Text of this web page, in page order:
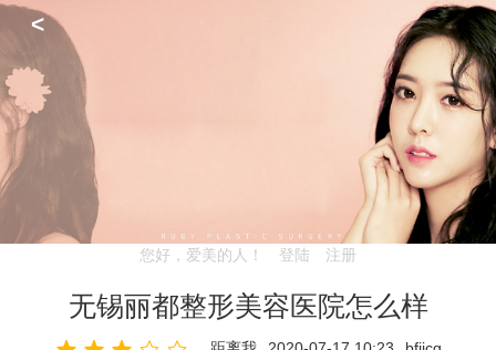
<
您好，爱美的人！ 登陆 注册
无锡丽都整形美容医院怎么样